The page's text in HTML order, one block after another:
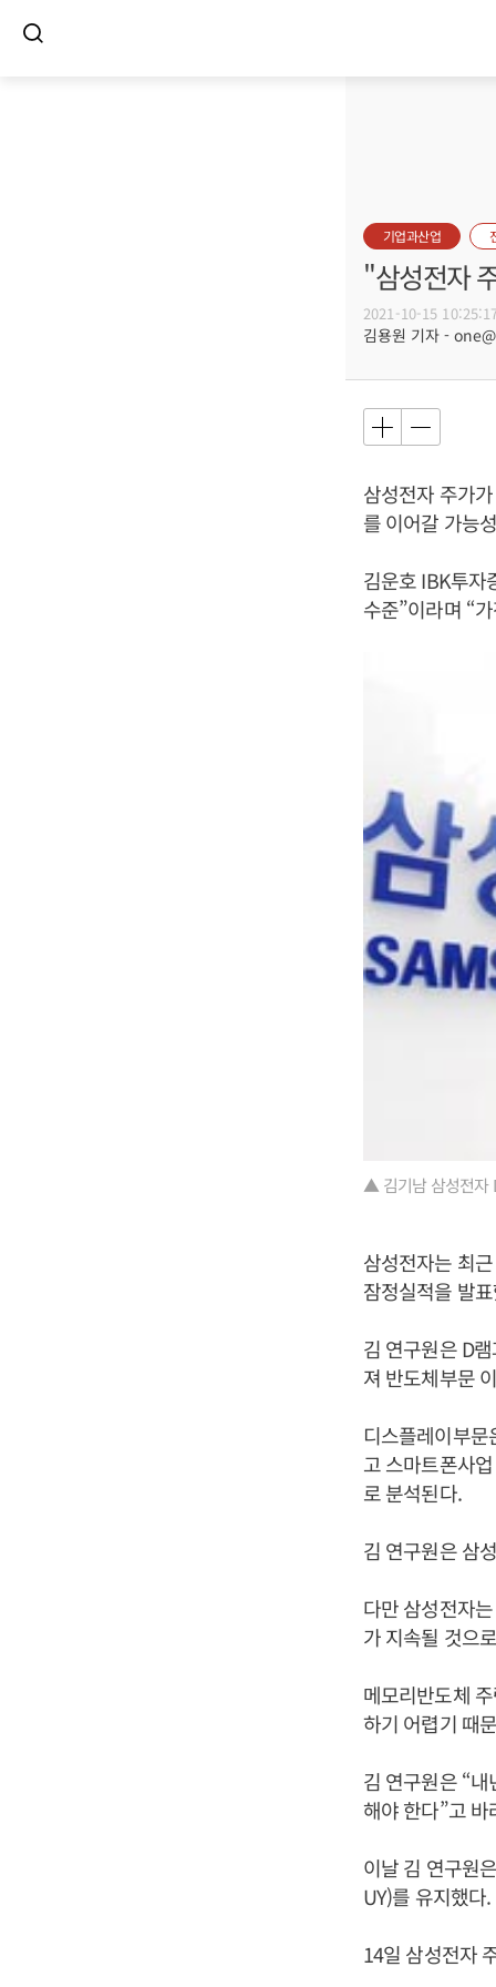
기업과산업
"삼성전자
2021-10-15
김용원 기자 -
삼성전자 주가
를 이어갈 가능
김운호 IBK투자
수준”이라며 “
▲ 김기남 삼성전자
삼성전자는 최
잠정실적을 발
김 연구원은 D
져 반도체부문
디스플레이부
고 스마트폰사
로 분석된다.
김 연구원은 삼
다만 삼성전자
가 지속될 것으
메모리반도체
하기 어렵기 때
김 연구원은 “
해야 한다”고 바
이날 김 연구원
UY)를 유지했다.
14일 삼성전자